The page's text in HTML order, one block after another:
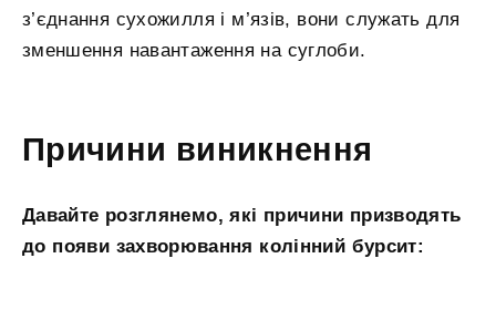
з’єднання сухожилля і м’язів, вони служать для
зменшення навантаження на суглоби.
Причини виникнення
Давайте розглянемо, які причини призводять
до появи захворювання колінний бурсит: